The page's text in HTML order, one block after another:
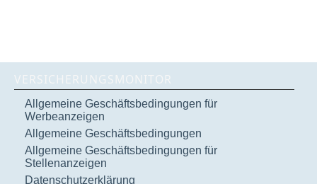
VERSICHERUNGSMONITOR
Allgemeine Geschäftsbedingungen für
Werbeanzeigen
Allgemeine Geschäftsbedingungen
Allgemeine Geschäftsbedingungen für
Stellenanzeigen
Datenschutzerklärung